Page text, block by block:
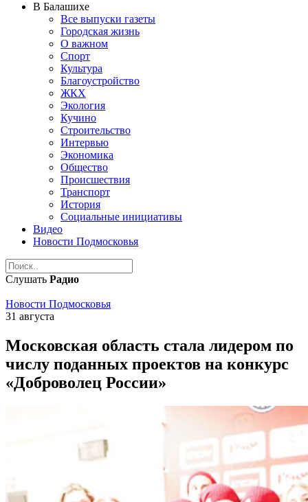
В Балашихе
Все выпуски газеты
Городская жизнь
О важном
Спорт
Культура
Благоустройство
ЖКХ
Экология
Кучино
Строительство
Интервью
Экономика
Общество
Происшествия
Транспорт
История
Социальные инициативы
Видео
Новости Подмосковья
Слушать Радио
Новости Подмосковья
31 августа
Московская область стала лидером по
числу поданных проектов на конкурс
«Доброволец России»